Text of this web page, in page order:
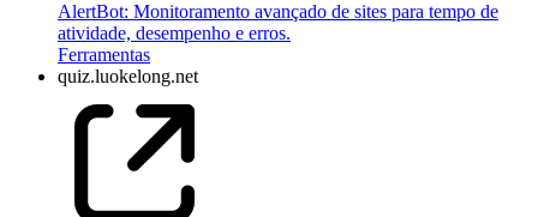
AlertBot: Monitoramento avançado de sites para tempo de
atividade, desempenho e erros.
Ferramentas
quiz.luokelong.net